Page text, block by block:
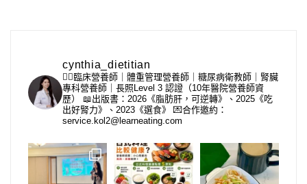
cynthia_dietitian
👩‍⚕️臨床營養師｜體重管理營養師｜糖尿病衛教師｜腎臟
專科營養師｜長照Level 3 認證（10年醫院營養師資
歷）
📖出版書：2026《脂肪肝，可逆轉》、2025《吃
出好腎力》、2023《選食》
💌合作邀約：
service.kol2@learneating.com